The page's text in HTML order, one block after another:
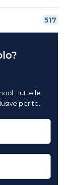
517
Tutte le
per te.